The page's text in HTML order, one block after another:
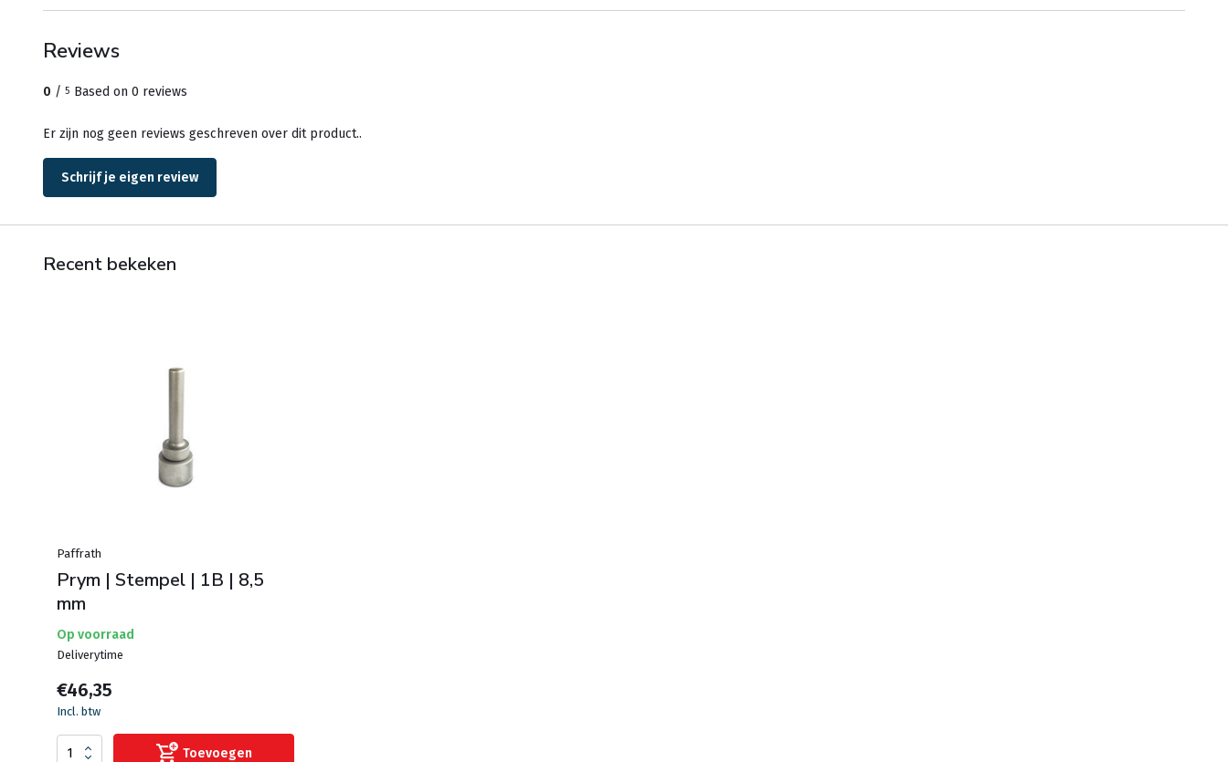
Reviews
0 / 5 Based on 0 reviews
Er zijn nog geen reviews geschreven over dit product..
Schrijf je eigen review
Recent bekeken
Paffrath
Prym | Stempel | 1B | 8,5
mm
Op voorraad
Deliverytime
€46,35
Incl. btw
Toevoegen